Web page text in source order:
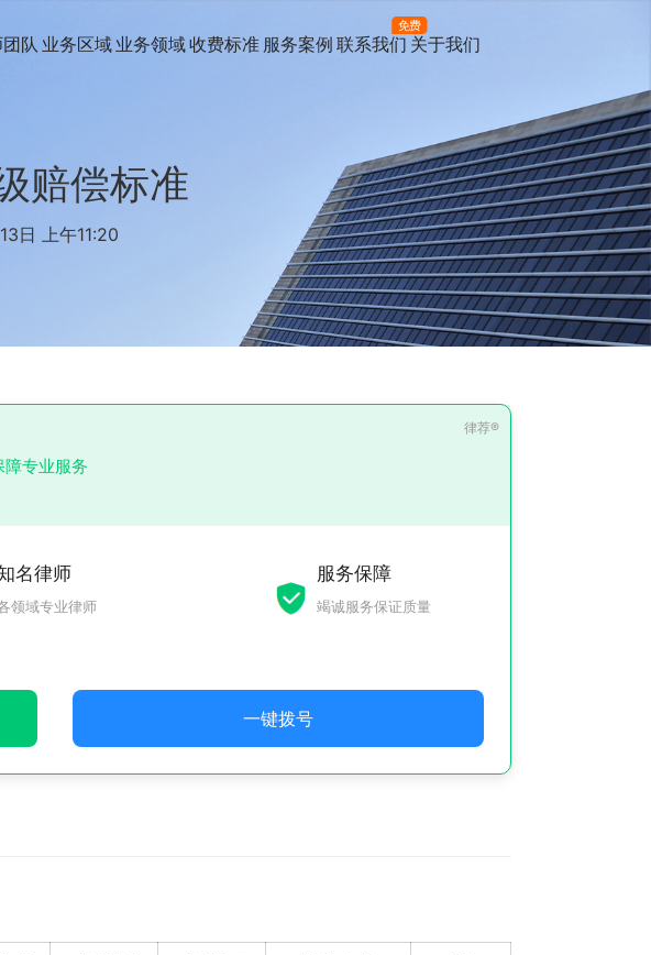
队 业务区域 业务领域收费标准 服务案例 联系我们
免费
关于我们
赔偿标准
日 上午11:20
专业服务
名律师
领域专业律师
服务保障
竭诚服务保证质量
一键拨号